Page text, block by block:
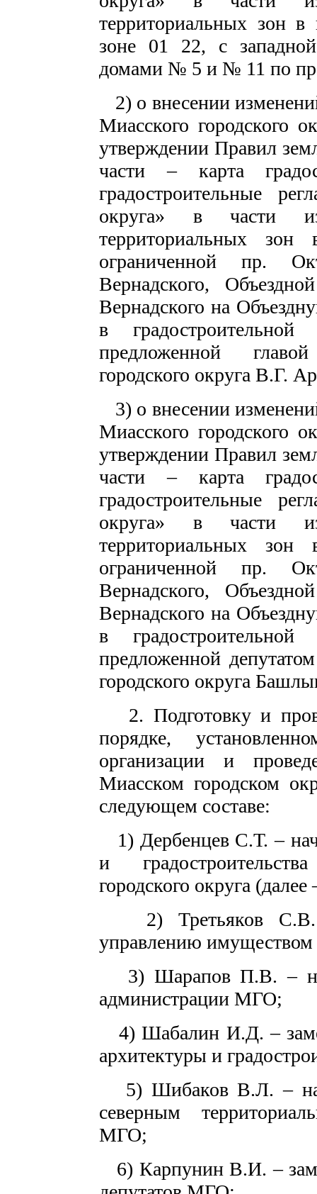
территориальных зон в
зоне 01 22, с
домами № 5 и № 11 по
2) о внесении
Миасского городского
утверждении Правил
части – карта
градостроительные
округа» в части
территориальных
ограниченной пр.
Вернадского,
Вернадского на
в
предложенной
городского округа В.Г.
3) о внесении
Миасского городского
утверждении Правил
части – карта
градостроительные
округа» в части
территориальных
ограниченной пр.
Вернадского,
Вернадского на
в
предложенной
городского округа
2. Подготовку и
порядке,
организации и
Миасском городском
следующем составе:
1) Дербенцев С.Т. –
и
городского округа
2) Третьяков С.В. –
управлению
3) Шарапов П.В. –
администрации МГО;
4) Шабалин И.Д. –
архитектуры и
5) Шибаков В.Л. –
северным
МГО;
6) Карпунин В.И. –